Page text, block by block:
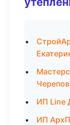
ИП Line
ИП